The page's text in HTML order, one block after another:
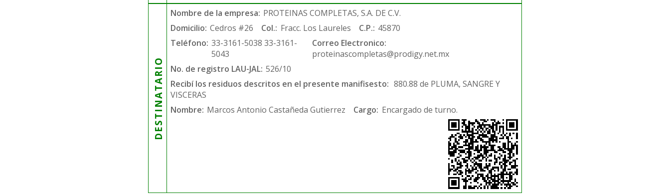
DESTINATARIO
Nombre de la empresa: PROTEINAS COMPLETAS, S.A. DE C.V.
Domicilio: Cedros #26 Col.: Fracc. Los Laureles C.P.: 45870
Teléfono: 33-3161-5038 33-3161-
5043
Correo Electronico:
proteinascompletas@prodigy.net.mx
No. de registro LAU-JAL: 526/10
Recibí los residuos descritos en el presente manifisesto: 880.88 de PLUMA, SANGRE Y
VISCERAS
Nombre: Marcos Antonio Castañeda Gutierrez Cargo: Encargado de turno.